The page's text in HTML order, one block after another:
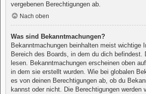
vergebenen Berechtigungen ab.
Nach oben
Was sind Bekanntmachungen?
Bekanntmachungen beinhalten meist wichtige
Bereich des Boards, in dem du dich
lesen. Bekanntmachungen erscheinen oben
in dem sie erstellt wurden. Wie bei globalen
es von deinen Berechtigungen ab, ob du
kannst oder nicht. Die Berechtigungen werden